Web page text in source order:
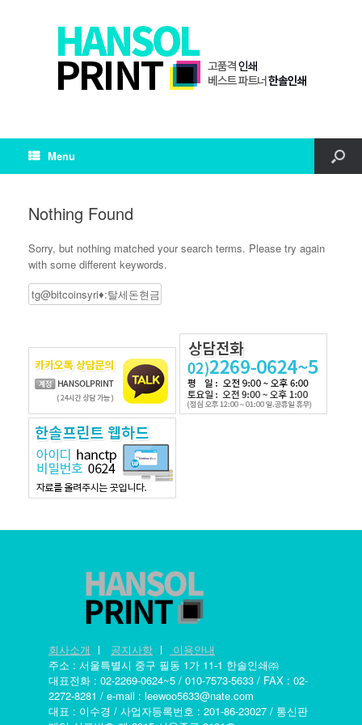
Menu
Nothing Found
Sorry, but nothing matched your search terms. Please try again
with some different keywords.
Search
회사소개 ㅣ 공지사항 ㅣ
이용안내
주소 : 서울특별시 중구 필동 1가 11-1 한솔인쇄㈜
대표전화 : 02-2269-0624~5 / 010-7573-5633 / FAX : 02-
2272-8281 / e-mail : leewoo5633@nate.com
대표 : 이수경 / 사업자등록번호 : 201-86-23027 / 통신판